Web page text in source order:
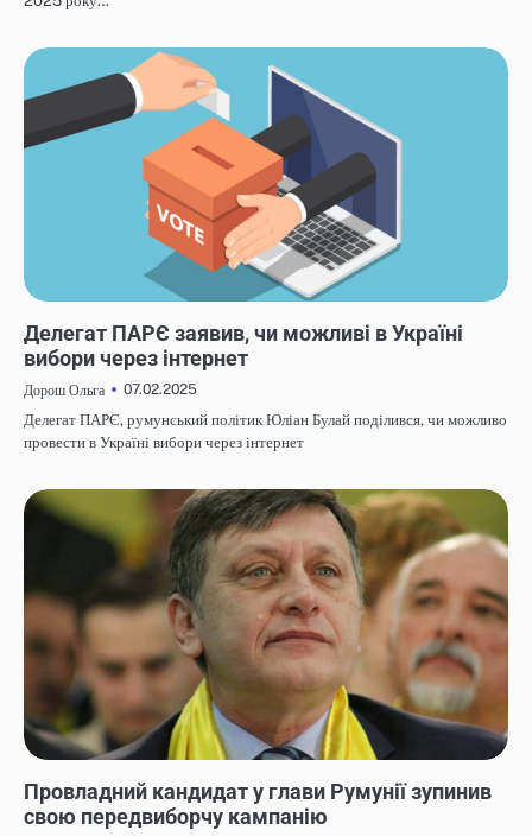
Делегат ПАРЄ заявив, чи можливі в Україні
вибори через інтернет
Дорош Ольга
07.02.2025
Делегат ПАРЄ, румунський політик Юліан Булай поділився, чи можливо
провести в Україні вибори через інтернет
Провладний кандидат у глави Румунії зупинив
свою передвиборчу кампанію